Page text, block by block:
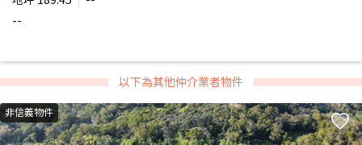
--
以下為其他仲介業者物件
非信義物件